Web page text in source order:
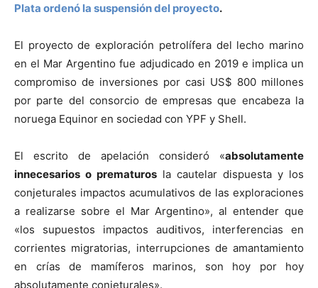
Plata ordenó la suspensión del proyecto.
El proyecto de exploración petrolífera del lecho marino
en el Mar Argentino fue adjudicado en 2019 e implica un
compromiso de inversiones por casi US$ 800 millones
por parte del consorcio de empresas que encabeza la
noruega Equinor en sociedad con YPF y Shell.
El escrito de apelación consideró «absolutamente
innecesarios o prematuros la cautelar dispuesta y los
conjeturales impactos acumulativos de las exploraciones
a realizarse sobre el Mar Argentino», al entender que
«los supuestos impactos auditivos, interferencias en
corrientes migratorias, interrupciones de amantamiento
en crías de mamíferos marinos, son hoy por hoy
absolutamente conjeturales».